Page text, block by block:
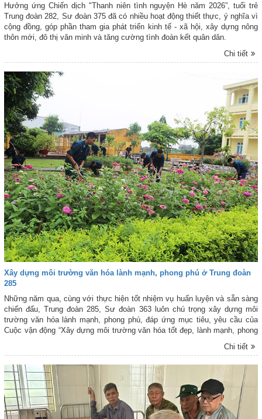
Hưởng ứng Chiến dịch "Thanh niên tình nguyện Hè năm 2026”, tuổi trẻ
Trung đoàn 282, Sư đoàn 375 đã có nhiều hoạt động thiết thực, ý nghĩa vì
cộng đồng, góp phần tham gia phát triển kinh tế - xã hội, xây dựng nông
thôn mới, đô thị văn minh và tăng cường tình đoàn kết quân dân.
Chi tiết
Xây dựng môi trường văn hóa lành mạnh, phong phú ở Trung đoàn
285
Những năm qua, cùng với thực hiện tốt nhiệm vụ huấn luyện và sẵn sàng
chiến đấu, Trung đoàn 285, Sư đoàn 363 luôn chú trọng xây dựng môi
trường văn hóa lành mạnh, phong phú, đáp ứng mục tiêu, yêu cầu của
Cuộc vận động “Xây dựng môi trường văn hóa tốt đẹp, lành mạnh, phong
phú trong Quân đội”. Qua đó góp phần nâng cao đời sống văn hóa tinh
thần, xây dựng bản lĩnh chính trị, ý thức kỷ luật và tạo động lực để cán
Chi tiết